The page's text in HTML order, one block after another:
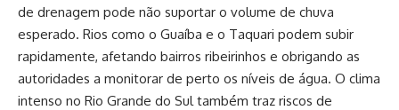
de drenagem pode não suportar o volume de chuva
esperado. Rios como o Guaíba e o Taquari podem subir
rapidamente, afetando bairros ribeirinhos e obrigando as
autoridades a monitorar de perto os níveis de água. O clima
intenso no Rio Grande do Sul também traz riscos de